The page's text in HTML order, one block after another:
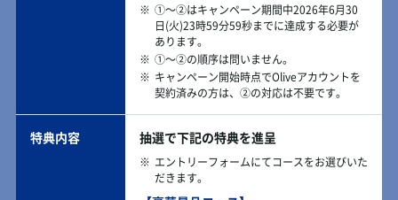
※ ①～②はキャンペーン期間中2026年6月30
日(火)23時59分59秒までに達成する必要が
あります。
※ ①～②の順序は問いません。
※ キャンペーン開始時点でOliveアカウントを
契約済みの方は、②の対応は不要です。
特典内容 抽選で下記の特典を進呈
※ エントリーフォームにてコースをお選びいた
だきます。